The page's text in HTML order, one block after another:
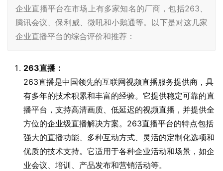
企业直播平台在市场上有多家知名的厂商，包括263、
腾讯会议、保利威、微吼和小鹅通等。以下是对这几家
企业直播平台的综合评价和推荐：
263直播：
263直播是中国领先的互联网视频直播服务提供商，具
有多年的技术积累和丰富的经验。它提供稳定可靠的直
播平台，支持高清画质、低延迟的视频直播，并提供全
方位的企业级直播解决方案。263直播平台的特点包括
强大的直播功能、多种互动方式、灵活的定制化选项和
优质的技术支持。它适用于各种企业活动和场景，如企
业会议、培训、产品发布和营销活动等。